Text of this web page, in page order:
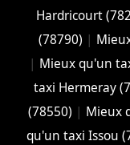
Hardricourt
(78790) |
| Mieux qu'un
taxi Hermeray
(78550) | Mieux
qu'un taxi Issou